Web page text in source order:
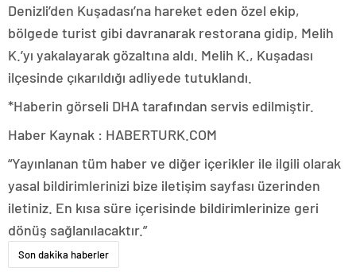
Denizli’den Kuşadası’na hareket eden özel ekip,
bölgede turist gibi davranarak restorana gidip, Melih
K.’yı yakalayarak gözaltına aldı. Melih K., Kuşadası
ilçesinde çıkarıldığı adliyede tutuklandı.
*Haberin görseli DHA tarafından servis edilmiştir.
Haber Kaynak : HABERTURK.COM
“Yayınlanan tüm haber ve diğer içerikler ile ilgili olarak
yasal bildirimlerinizi bize iletişim sayfası üzerinden
iletiniz. En kısa süre içerisinde bildirimlerinize geri
dönüş sağlanılacaktır.”
Son dakika haberler